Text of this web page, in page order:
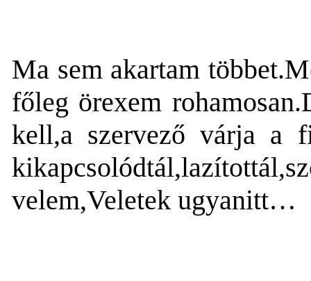
Ma sem akartam
főleg örexem
kell,a szervező várja a
velem,Veletek ugyanitt…